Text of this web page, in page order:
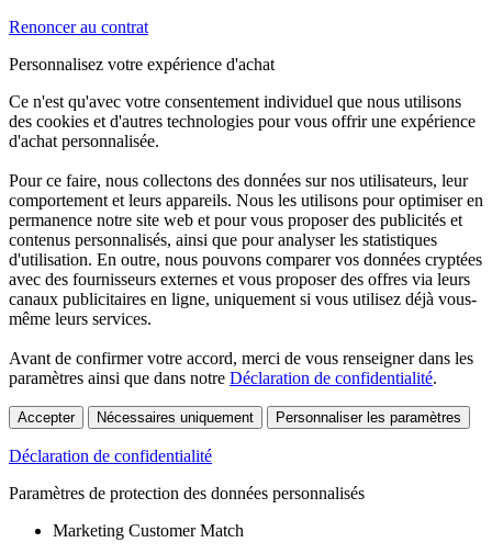
Renoncer au contrat
Personnalisez votre expérience d'achat
Ce n'est qu'avec votre consentement individuel que nous utilisons
des cookies et d'autres technologies pour vous offrir une expérience
d'achat personnalisée.
Pour ce faire, nous collectons des données sur nos utilisateurs, leur
comportement et leurs appareils. Nous les utilisons pour optimiser en
permanence notre site web et pour vous proposer des publicités et
contenus personnalisés, ainsi que pour analyser les statistiques
d'utilisation. En outre, nous pouvons comparer vos données cryptées
avec des fournisseurs externes et vous proposer des offres via leurs
canaux publicitaires en ligne, uniquement si vous utilisez déjà vous-
même leurs services.
Avant de confirmer votre accord, merci de vous renseigner dans les
paramètres ainsi que dans notre Déclaration de confidentialité.
Accepter Nécessaires uniquement Personnaliser les paramètres
Déclaration de confidentialité
Paramètres de protection des données personnalisés
Marketing Customer Match